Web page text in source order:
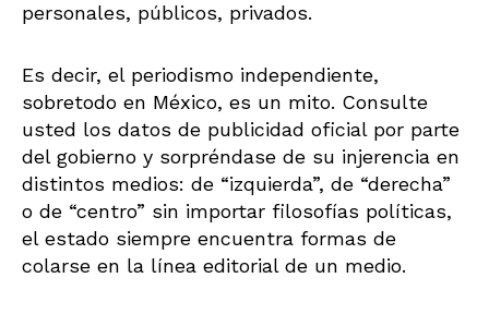
personales, públicos, privados.
Es decir, el periodismo independiente,
sobretodo en México, es un mito. Consulte
usted los datos de publicidad oficial por parte
del gobierno y sorpréndase de su injerencia en
distintos medios: de “izquierda”, de “derecha”
o de “centro” sin importar filosofías políticas,
el estado siempre encuentra formas de
colarse en la línea editorial de un medio.